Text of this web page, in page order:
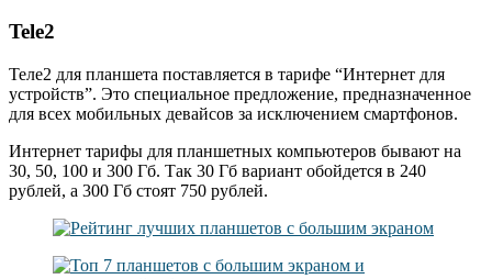
Tele2
Теле2 для планшета поставляется в тарифе “Интернет для
устройств”. Это специальное предложение, предназначенное
для всех мобильных девайсов за исключением смартфонов.
Интернет тарифы для планшетных компьютеров бывают на
30, 50, 100 и 300 Гб. Так 30 Гб вариант обойдется в 240
рублей, а 300 Гб стоят 750 рублей.